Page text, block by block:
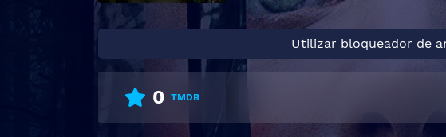
Utilizar bloqueador de
0 TMDB